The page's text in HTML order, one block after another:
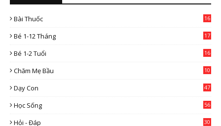
Bài Thuốc
16
Bé 1-12 Tháng 17
Bé 1-2 Tuổi 16
Chăm Mẹ Bầu
10
Dạy Con
47
Học Sống 56
Hỏi - Đáp 30